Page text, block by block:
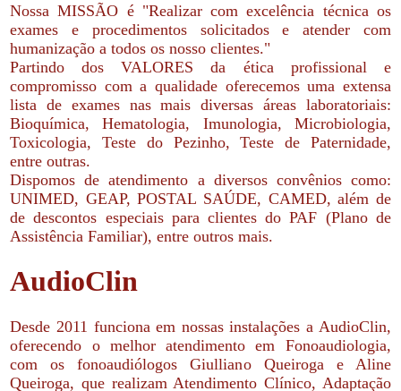
Nossa MISSÃO é "Realizar com excelência técnica os
exames e procedimentos solicitados e atender com
humanização a todos os nosso clientes."
Partindo dos VALORES da ética profissional e
compromisso com a qualidade oferecemos uma extensa
lista de exames nas mais diversas áreas laboratoriais:
Bioquímica, Hematologia, Imunologia, Microbiologia,
Toxicologia, Teste do Pezinho, Teste de Paternidade,
entre outras.
Dispomos de atendimento a diversos convênios como:
UNIMED, GEAP, POSTAL SAÚDE, CAMED, além de
de descontos especiais para clientes do PAF (Plano de
Assistência Familiar), entre outros mais.
AudioClin
Desde 2011 funciona em nossas instalações a AudioClin,
oferecendo o melhor atendimento em Fonoaudiologia,
com os fonoaudiólogos Giulliano Queiroga e Aline
Queiroga, que realizam Atendimento Clínico, Adaptação